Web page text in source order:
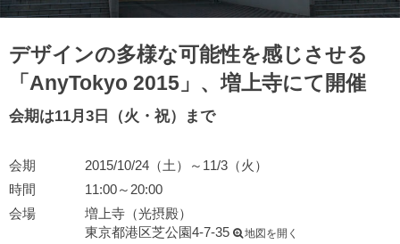
デザインの多様な可能性を感じさせる
「AnyTokyo 2015」、増上寺にて開催
会期は11月3日（火・祝）まで
会期
2015/10/24（土）～11/3（火）
時間
11:00～20:00
会場
増上寺（光摂殿）
東京都港区芝公園4-7-35
地図を開く